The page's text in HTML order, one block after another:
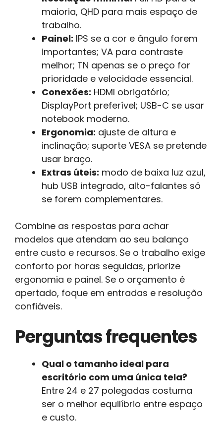
maioria, QHD para mais espaço de
trabalho.
Painel: IPS se a cor e ângulo forem
importantes; VA para contraste
melhor; TN apenas se o preço for
prioridade e velocidade essencial.
Conexões: HDMI obrigatório;
DisplayPort preferível; USB-C se usar
notebook moderno.
Ergonomia: ajuste de altura e
inclinação; suporte VESA se pretende
usar braço.
Extras úteis: modo de baixa luz azul,
hub USB integrado, alto-falantes só
se forem complementares.
Combine as respostas para achar
modelos que atendam ao seu balanço
entre custo e recursos. Se o trabalho exige
conforto por horas seguidas, priorize
ergonomia e painel. Se o orçamento é
apertado, foque em entradas e resolução
confiáveis.
Perguntas frequentes
Qual o tamanho ideal para
escritório com uma única tela?
Entre 24 e 27 polegadas costuma
ser o melhor equilíbrio entre espaço
e custo.